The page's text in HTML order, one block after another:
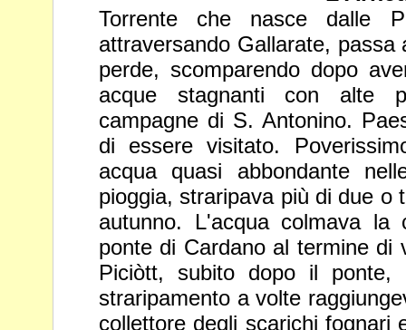
Torrente che nasce dalle
attraversando Gallarate,
perde, scomparendo dopo
acque stagnanti con alte
campagne di S. Antonino.
di essere visitato.
acqua quasi abbondante
pioggia, straripava più di due o
autunno. L'acqua colmava la
ponte di Cardano al termine di
Piciòtt, subito dopo il ponte,
straripamento a volte
collettore degli scarichi fognari